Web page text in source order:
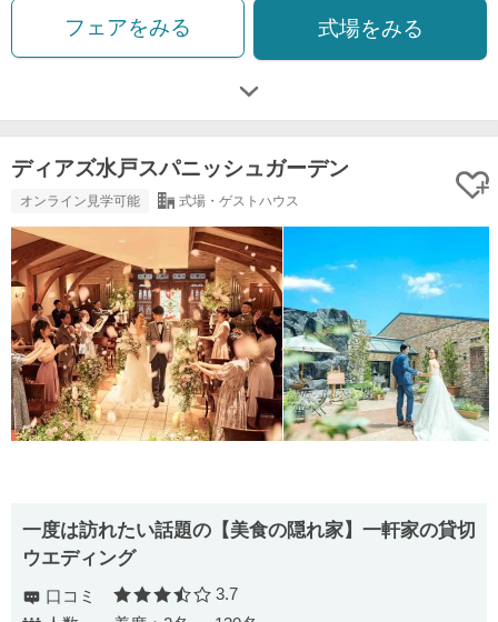
フェアをみる 式場をみる
ディアズ水戸スパニッシュガーデン
オンライン見学可能 式場・ゲストハウス
一度は訪れたい話題の【美食の隠れ家】一軒家の貸切
ウエディング
口コミ 口コミ評価
3.7